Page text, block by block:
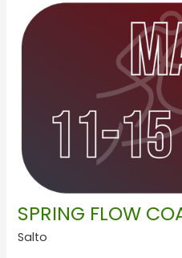
SPRING FLOW
Salto
FLOW
COAPEXPAN
2026